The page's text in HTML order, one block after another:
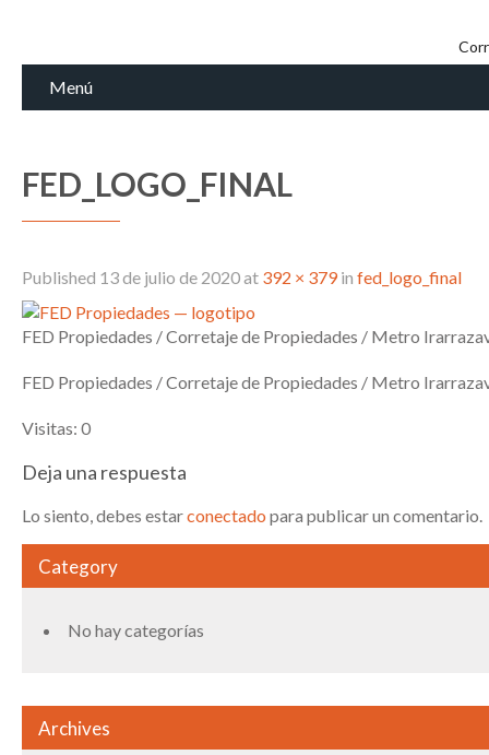
Menú
FED_LOGO_FINAL
Published 13 de julio de 2020at 392 × 379in fed_logo_final
FED Propiedades / Corretaje de Propiedades / Metro
FED Propiedades / Corretaje de Propiedades / Metro
Visitas: 0
Deja una respuesta
Lo siento, debes estarconectado para publicar un comentario.
Category
No hay categorías
Archives